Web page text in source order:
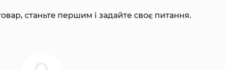
станьте першим і задайте своє питання.